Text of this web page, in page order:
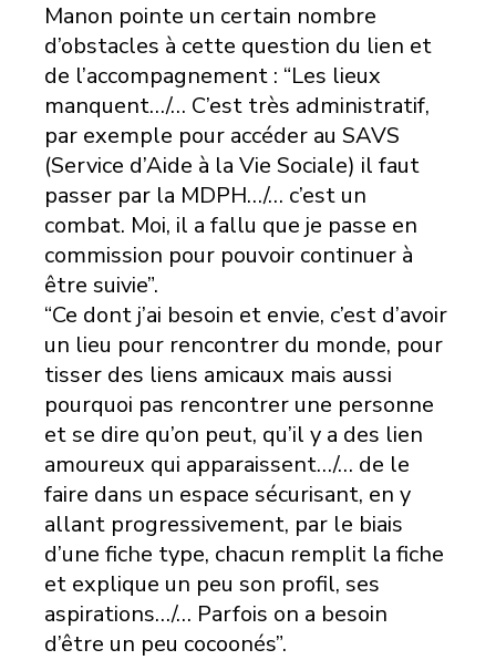
Manon pointe un certain nombre
d’obstacles à cette question du lien et
de l’accompagnement : “Les lieux
manquent…/… C’est très administratif,
par exemple pour accéder au SAVS
(Service d’Aide à la Vie Sociale) il faut
passer par la MDPH…/… c’est un
combat. Moi, il a fallu que je passe en
commission pour pouvoir continuer à
être suivie”.
“Ce dont j’ai besoin et envie, c’est d’avoir
un lieu pour rencontrer du monde, pour
tisser des liens amicaux mais aussi
pourquoi pas rencontrer une personne
et se dire qu’on peut, qu’il y a des lien
amoureux qui apparaissent…/… de le
faire dans un espace sécurisant, en y
allant progressivement, par le biais
d’une fiche type, chacun remplit la fiche
et explique un peu son profil, ses
aspirations…/… Parfois on a besoin
d’être un peu cocoonés”.